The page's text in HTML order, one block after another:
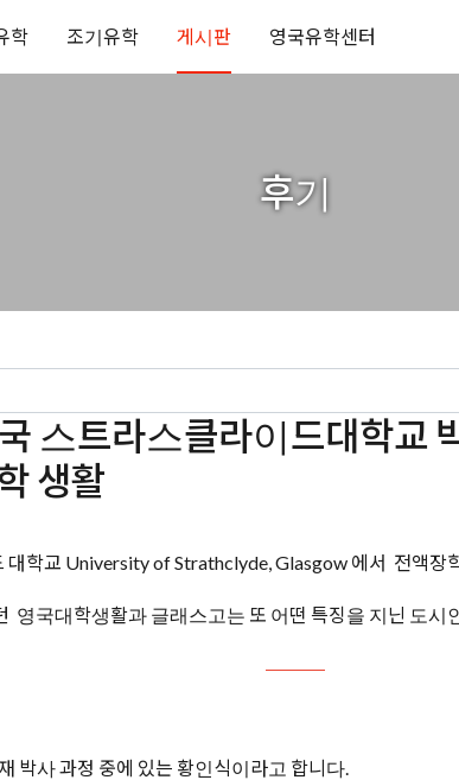
학 조기유학 게시판 영국유학센터
후기
스트라스클라이드대학교
생활
학교 University of Strathclyde, Glasgow 에서 전액장
영국대학생활과 글래스고는 또 어떤 특징을 지닌 도
박사 과정 중에 있는 황인식이라고 합니다.